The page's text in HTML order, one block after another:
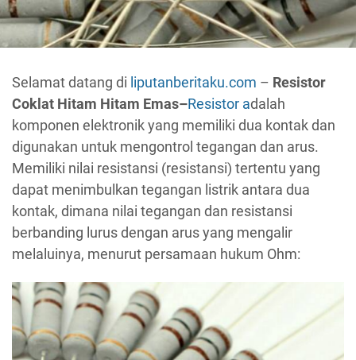
Selamat datang di liputanberitaku.com – Resistor
Coklat Hitam Hitam Emas–Resistor adalah
komponen elektronik yang memiliki dua kontak dan
digunakan untuk mengontrol tegangan dan arus.
Memiliki nilai resistansi (resistansi) tertentu yang
dapat menimbulkan tegangan listrik antara dua
kontak, dimana nilai tegangan dan resistansi
berbanding lurus dengan arus yang mengalir
melaluinya, menurut persamaan hukum Ohm: